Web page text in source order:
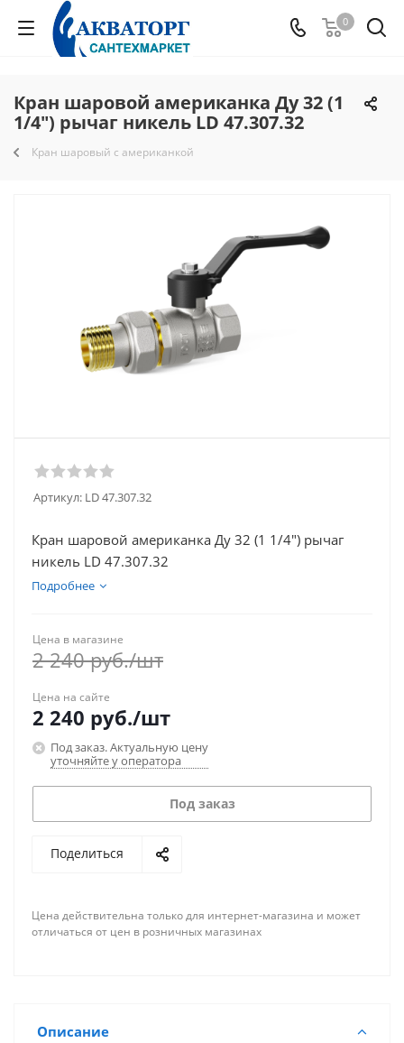
0
Кран шаровой американка Ду 32 (1
1/4") рычаг никель LD 47.307.32
Кран шаровый с американкой
Артикул: LD 47.307.32
Кран шаровой американка Ду 32 (1 1/4") рычаг
никель LD 47.307.32
Подробнее
Цена в магазине
2 240руб./шт
Цена на сайте
2 240 руб./шт
Под заказ. Актуальную цену
уточняйте у оператора
Под заказ
Поделиться
Цена действительна только для интернет-магазина и может
отличаться от цен в розничных магазинах
Описание